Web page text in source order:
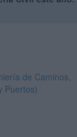
de Caminos,
Puertos)